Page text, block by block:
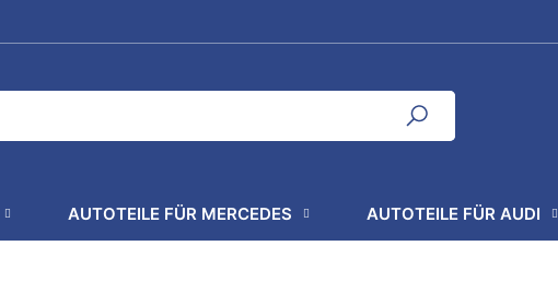
AUTOTEILE FÜR MERCEDES AUTOTEILE FÜR AUDI